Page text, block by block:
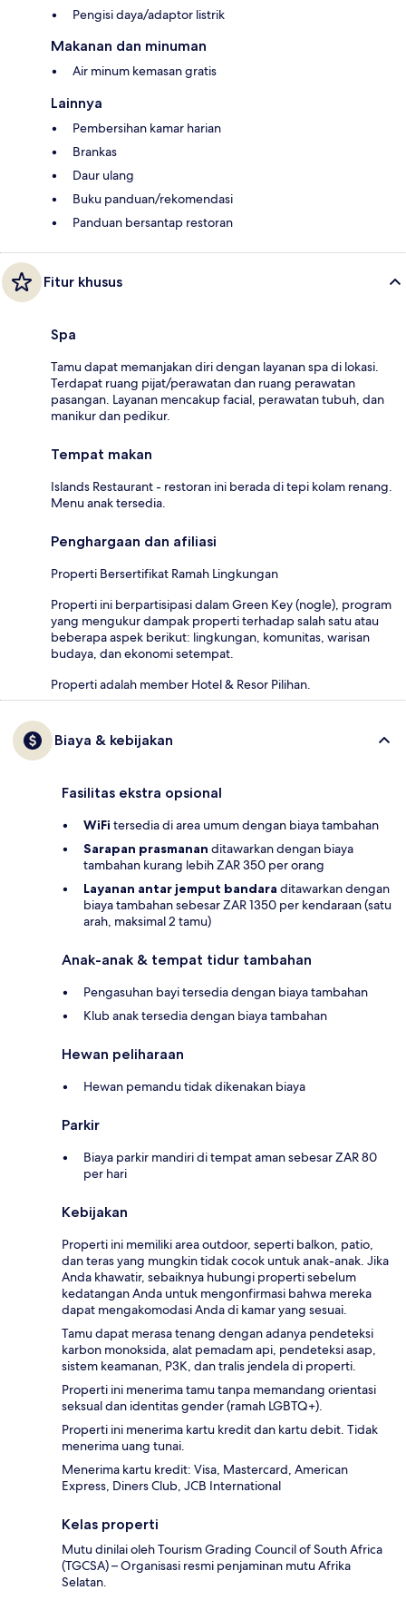
Pengisi daya/adaptor listrik
Makanan dan minuman
Air minum kemasan gratis
Lainnya
Pembersihan kamar harian
Brankas
Daur ulang
Buku panduan/rekomendasi
Panduan bersantap restoran
Fitur khusus
Spa
Tamu dapat memanjakan diri dengan layanan spa di lokasi.
Terdapat ruang pijat/perawatan dan ruang perawatan
pasangan. Layanan mencakup facial, perawatan tubuh, dan
manikur dan pedikur.
Tempat makan
Islands Restaurant - restoran ini berada di tepi kolam renang.
Menu anak tersedia.
Penghargaan dan afiliasi
Properti Bersertifikat Ramah Lingkungan
Properti ini berpartisipasi dalam Green Key (nogle), program
yang mengukur dampak properti terhadap salah satu atau
beberapa aspek berikut: lingkungan, komunitas, warisan
budaya, dan ekonomi setempat.
Properti adalah member Hotel & Resor Pilihan.
Biaya & kebijakan
Fasilitas ekstra opsional
WiFi tersedia di area umum dengan biaya tambahan
Sarapan prasmanan ditawarkan dengan biaya
tambahan kurang lebih ZAR 350 per orang
Layanan antar jemput bandara ditawarkan dengan
biaya tambahan sebesar ZAR 1350 per kendaraan (satu
arah, maksimal 2 tamu)
Anak-anak & tempat tidur tambahan
Pengasuhan bayi tersedia dengan biaya tambahan
Klub anak tersedia dengan biaya tambahan
Hewan peliharaan
Hewan pemandu tidak dikenakan biaya
Parkir
Biaya parkir mandiri di tempat aman sebesar ZAR 80
per hari
Kebijakan
Properti ini memiliki area outdoor, seperti balkon, patio,
dan teras yang mungkin tidak cocok untuk anak-anak. Jika
Anda khawatir, sebaiknya hubungi properti sebelum
kedatangan Anda untuk mengonfirmasi bahwa mereka
dapat mengakomodasi Anda di kamar yang sesuai.
Tamu dapat merasa tenang dengan adanya pendeteksi
karbon monoksida, alat pemadam api, pendeteksi asap,
sistem keamanan, P3K, dan tralis jendela di properti.
Properti ini menerima tamu tanpa memandang orientasi
seksual dan identitas gender (ramah LGBTQ+).
Properti ini menerima kartu kredit dan kartu debit. Tidak
menerima uang tunai.
Menerima kartu kredit: Visa, Mastercard, American
Express, Diners Club, JCB International
Kelas properti
Mutu dinilai oleh Tourism Grading Council of South Africa
(TGCSA) – Organisasi resmi penjaminan mutu Afrika
Selatan.